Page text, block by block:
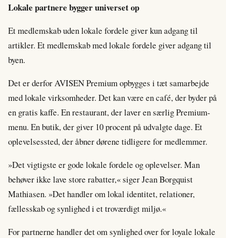
Lokale partnere bygger universet op
Et medlemskab uden lokale fordele giver kun adgang til
artikler. Et medlemskab med lokale fordele giver adgang til
byen.
Det er derfor AVISEN Premium opbygges i tæt samarbejde
med lokale virksomheder. Det kan være en café, der byder på
en gratis kaffe. En restaurant, der laver en særlig Premium-
menu. En butik, der giver 10 procent på udvalgte dage. Et
oplevelsessted, der åbner dørene tidligere for medlemmer.
»Det vigtigste er gode lokale fordele og oplevelser. Man
behøver ikke lave store rabatter,« siger Jean Borgquist
Mathiasen. »Det handler om lokal identitet, relationer,
fællesskab og synlighed i et troværdigt miljø.«
For partnerne handler det om synlighed over for loyale lokale